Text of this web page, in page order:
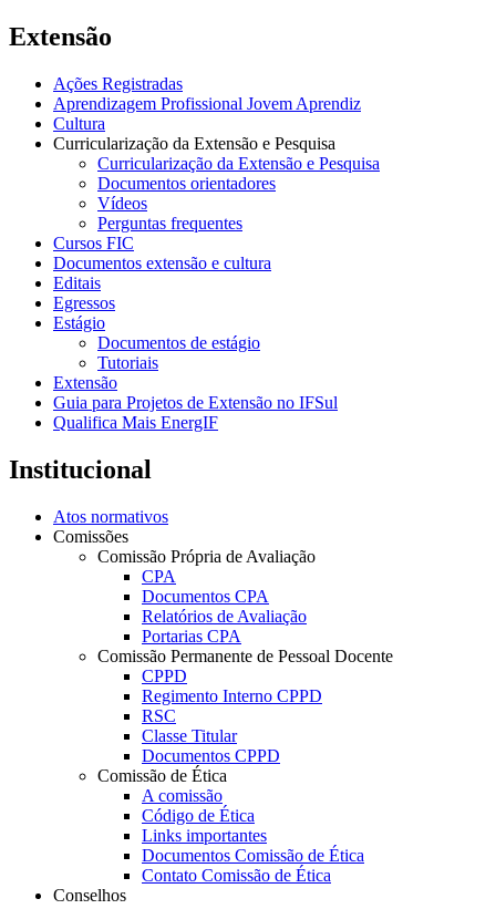
Extensão
Ações Registradas
Aprendizagem Profissional Jovem Aprendiz
Cultura
Curricularização da Extensão e Pesquisa
Curricularização da Extensão e Pesquisa
Documentos orientadores
Vídeos
Perguntas frequentes
Cursos FIC
Documentos extensão e cultura
Editais
Egressos
Estágio
Documentos de estágio
Tutoriais
Extensão
Guia para Projetos de Extensão no IFSul
Qualifica Mais EnergIF
Institucional
Atos normativos
Comissões
Comissão Própria de Avaliação
CPA
Documentos CPA
Relatórios de Avaliação
Portarias CPA
Comissão Permanente de Pessoal Docente
CPPD
Regimento Interno CPPD
RSC
Classe Titular
Documentos CPPD
Comissão de Ética
A comissão
Código de Ética
Links importantes
Documentos Comissão de Ética
Contato Comissão de Ética
Conselhos